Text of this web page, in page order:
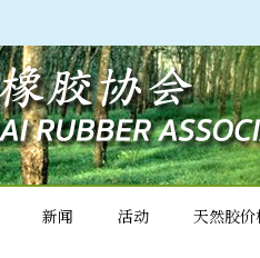
新闻 活动 天然胶价